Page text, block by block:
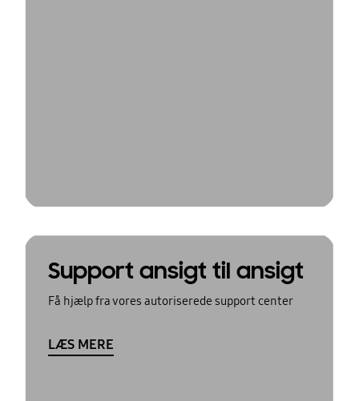
Support ansigt til ansigt
Få hjælp fra vores autoriserede support center
LÆS MERE